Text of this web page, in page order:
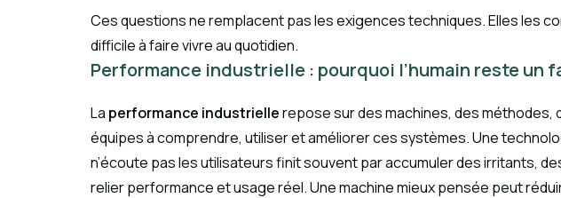
Ces questions ne remplacent pas les exigences techniques. Elles les
difficile à faire vivre au quotidien.
Performance industrielle : pourquoi l’humain reste un
La performance industriellerepose sur des machines, des
équipes à comprendre, utiliser et améliorer ces systèmes. Une
n’écoute pas les utilisateurs finit souvent par accumuler des irritants,
relier performance et usage réel. Une machine mieux pensée peut